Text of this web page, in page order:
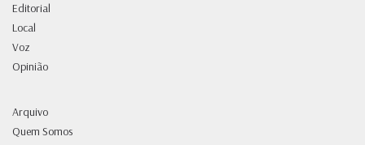
Editorial
Local
Voz
Opinião
Arquivo
Quem Somos